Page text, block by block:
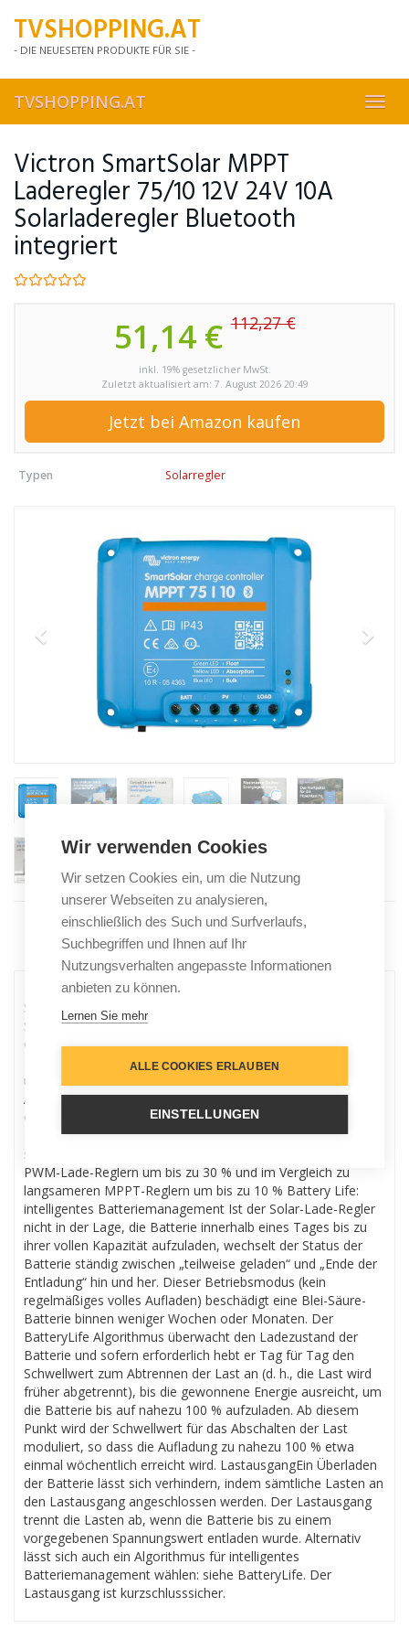
mainTVSHOPPING.AT
- DIE NEUESETEN PRODUKTE FÜR SIE -
TVSHOPPING.AT
Victron SmartSolar MPPT
Laderegler 75/10 12V 24V 10A
Solarladeregler Bluetooth
integriert
51,14 €112,27 €
inkl. 19% gesetzlicher MwSt.
Zuletzt aktualisiert am: 7. August 2026 20:49
Jetzt bei Amazon kaufen
Typen Solarregler
Menu
Eingebauter Bluetooth Dongle: Kein Zusatzgerät für
Smartphone Kopplung via Bluetooth mehr nötigDie Smart
Solar Regler der neuesten Generation verfügen im
Gegensatz zu Ihren Vorgängern über ein integriertes
Bluetooth Modul wodurch sich die Geräte bequem per App
über Smartphone oder Tablet Steuern, Einstellen und
Auslesen lassen High-Speed MPP-Tracker der neusten
GenerationInsbesondere bei bedecktem Himmel, wenn die
Lichtintensität sich ständig verändert, verbessert ein extrem
schneller MPPTRegler den Energieertrag im Vergleich zu
PWM-Lade-Reglern um bis zu 30 % und im Vergleich zu
langsameren MPPT-Reglern um bis zu 10 % Battery Life:
intelligentes Batteriemanagement Ist der Solar-Lade-Regler
nicht in der Lage, die Batterie innerhalb eines Tages bis zu
ihrer vollen Kapazität aufzuladen, wechselt der Status der
Batterie ständig zwischen „teilweise geladen“ und „Ende der
Entladung“ hin und her. Dieser Betriebsmodus (kein
regelmäßiges volles Aufladen) beschädigt eine Blei-Säure-
Batterie binnen weniger Wochen oder Monaten. Der
BatteryLife Algorithmus überwacht den Ladezustand der
Batterie und sofern erforderlich hebt er Tag für Tag den
Schwellwert zum Abtrennen der Last an (d. h., die Last wird
früher abgetrennt), bis die gewonnene Energie ausreicht, um
die Batterie bis auf nahezu 100 % aufzuladen. Ab diesem
Punkt wird der Schwellwert für das Abschalten der Last
moduliert, so dass die Aufladung zu nahezu 100 % etwa
einmal wöchentlich erreicht wird. LastausgangEin Überladen
der Batterie lässt sich verhindern, indem sämtliche Lasten an
den Lastausgang angeschlossen werden. Der Lastausgang
trennt die Lasten ab, wenn die Batterie bis zu einem
vorgegebenen Spannungswert entladen wurde. Alternativ
lässt sich auch ein Algorithmus für intelligentes
Batteriemanagement wählen: siehe BatteryLife. Der
Lastausgang ist kurzschlusssicher.
Wir verwenden Cookies
Wir setzen Cookies ein, um die Nutzung
unserer Webseiten zu analysieren,
einschließlich des Such und Surfverlaufs,
Suchbegriffen und Ihnen auf Ihr
Nutzungsverhalten angepasste Informationen
anbieten zu können.
Lernen Sie mehr
ALLE COOKIES ERLAUBEN
EINSTELLUNGEN